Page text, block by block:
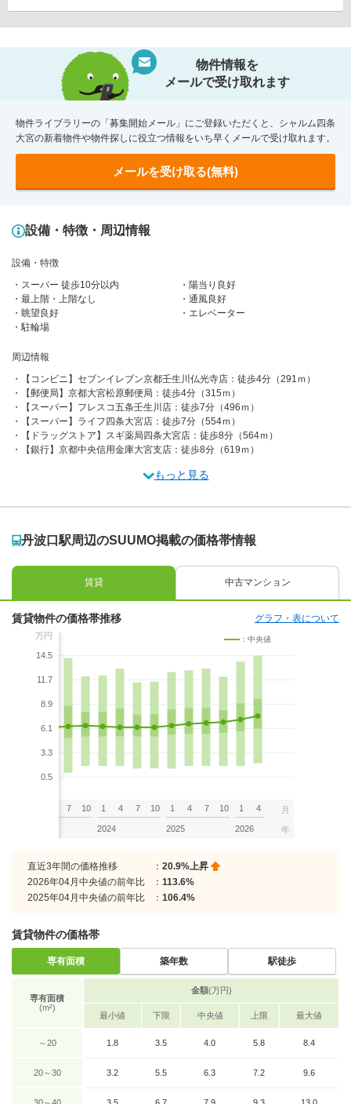
物件情報を
メールで受け取れます
物件ライブラリーの「募集開始メール」にご登録いただくと、シャルム四条
大宮の新着物件や物件探しに役立つ情報をいち早くメールで受け取れます。
メールを受け取る(無料)
設備・特徴・周辺情報
設備・特徴
スーパー 徒歩10分以内
陽当り良好
最上階・上階なし
通風良好
眺望良好
エレベーター
駐輪場
周辺情報
【コンビニ】セブンイレブン京都壬生川仏光寺店：徒歩4分（291ｍ）
【郵便局】京都大宮松原郵便局：徒歩4分（315ｍ）
【スーパー】フレスコ五条壬生川店：徒歩7分（496ｍ）
【スーパー】ライフ四条大宮店：徒歩7分（554ｍ）
【ドラッグストア】スギ薬局四条大宮店：徒歩8分（564ｍ）
【銀行】京都中央信用金庫大宮支店：徒歩8分（619ｍ）
もっと見る
丹波口駅周辺のSUUMO掲載の価格帯情報
賃貸 中古マンション
賃貸物件の価格帯推移 グラフ・表について
万円
14.5
11.7
8.9
6.1
3.3
0.5
：中央値
7 10 1 4 7 10
2024
1 4 7 10
2025
1 4
2026
月
年
直近3年間の価格推移 ： 20.9%上昇
2026年04月中央値の前年比
： 113.6%
2025年04月中央値の前年比
： 106.4%
賃貸物件の価格帯
専有面積 築年数 駅徒歩
専有面積
(m²)
金額(万円)
最小値 下限 中央値 上限 最大値
～20 1.8 3.5 4.0 5.8 8.4
20～30 3.2 5.5 6.3 7.2 9.6